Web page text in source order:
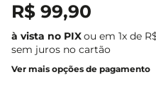
R$ 99,90
ou em 1x de
sem juros no cartão
Ver mais opções de pagamento